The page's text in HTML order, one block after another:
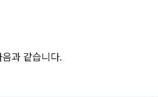
과 같습니다.